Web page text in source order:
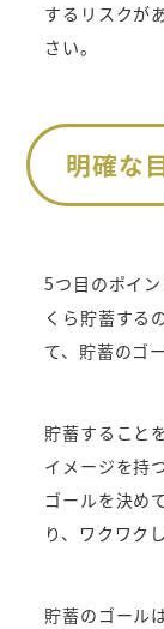
するリスクが
さい。
明確な
5つ目のポイ
くら貯蓄する
て、貯蓄のゴ
貯蓄すること
イメージを持
ゴールを決め
り、ワクワク
貯蓄のゴール